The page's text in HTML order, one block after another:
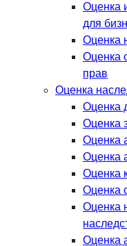
Оценка
для
Оценка
Оценка
прав
Оценка
Оценка
Оценка
Оценка
Оценка
Оценка
Оценка
Оценка
Оценка